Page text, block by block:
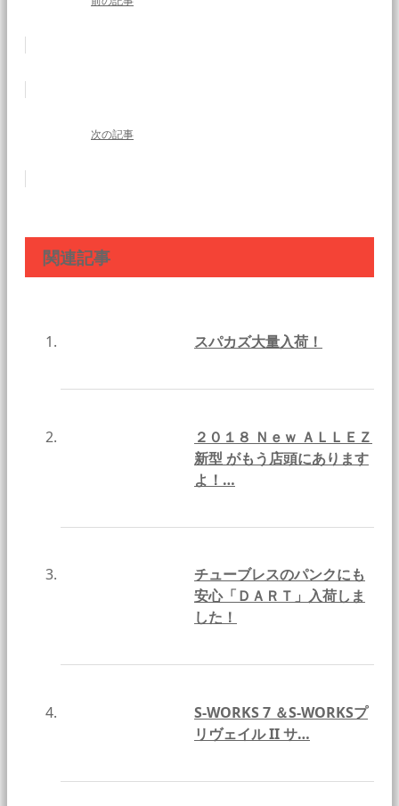
次の記事
関連記事
スパカズ大量入荷！
２０１８ Ｎｅｗ ＡＬＬＥＺ
新型 がもう店頭にあります
よ！…
チューブレスのパンクにも
安心「ＤＡＲＴ」入荷しま
した！
S-WORKS 7 ＆S-WORKSプ
リヴェイル II サ…